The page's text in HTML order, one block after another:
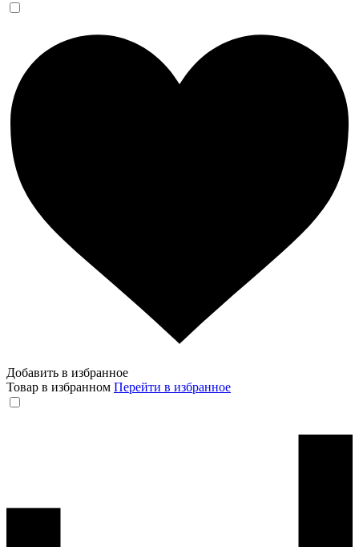
Добавить в избранное
Товар в избранном Перейти в избранное